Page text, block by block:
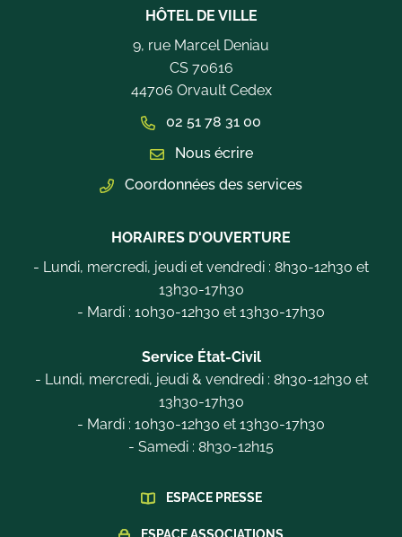
HÔTEL DE VILLE
9, rue Marcel Deniau
CS 70616
44706 Orvault Cedex
02 51 78 31 00
Nous écrire
Coordonnées des services
HORAIRES D'OUVERTURE
- Lundi, mercredi, jeudi et vendredi : 8h30-12h30 et
13h30-17h30
- Mardi : 10h30-12h30 et 13h30-17h30
Service État-Civil
- Lundi, mercredi, jeudi & vendredi : 8h30-12h30 et
13h30-17h30
- Mardi : 10h30-12h30 et 13h30-17h30
- Samedi : 8h30-12h15
ESPACE PRESSE